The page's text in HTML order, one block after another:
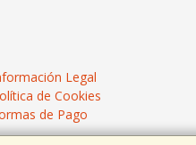
Legal
de Cookies
de Pago